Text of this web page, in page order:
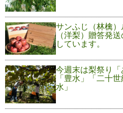
サンふじ（林檎）
（洋梨）贈答発
しています。
今週末は梨祭り「
「豊水」「二十
水」